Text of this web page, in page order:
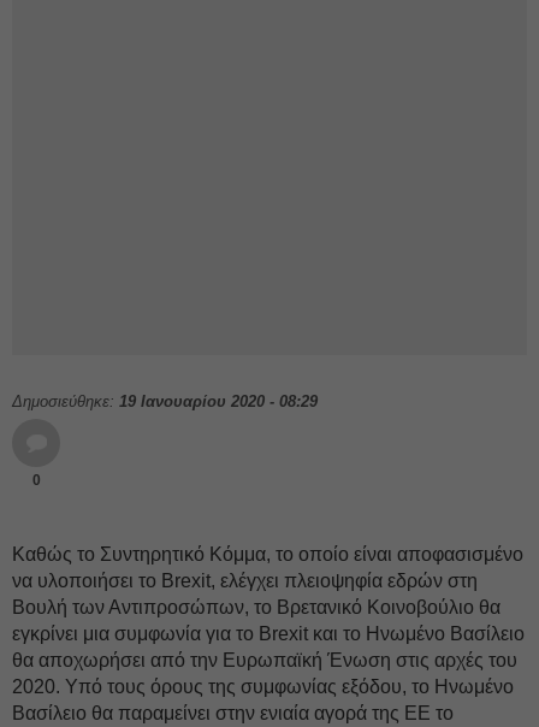
Δημοσιεύθηκε: 19 Ιανουαρίου 2020 - 08:29
0
Καθώς το Συντηρητικό Κόμμα, το οποίο είναι αποφασισμένο
να υλοποιήσει το Brexit, ελέγχει πλειοψηφία εδρών στη
Βουλή των Αντιπροσώπων, το Βρετανικό Κοινοβούλιο θα
εγκρίνει μια συμφωνία για το Brexit και το Ηνωμένο Βασίλειο
θα αποχωρήσει από την Ευρωπαϊκή Ένωση στις αρχές του
2020. Υπό τους όρους της συμφωνίας εξόδου, το Ηνωμένο
Βασίλειο θα παραμείνει στην ενιαία αγορά της ΕΕ το